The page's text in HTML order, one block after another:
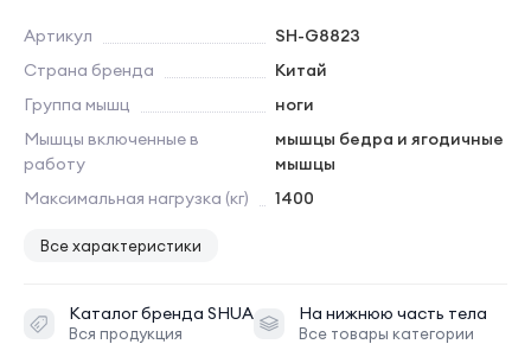
Артикул
SH-G8823
Страна бренда
Китай
Группа мышц
ноги
Мышцы включенные в
работу
мышцы бедра и ягодичные
мышцы
Максимальная нагрузка (кг)
1400
Все характеристики
Каталог бренда SHUA
Вся продукция
На нижнюю часть тела
Все товары категории